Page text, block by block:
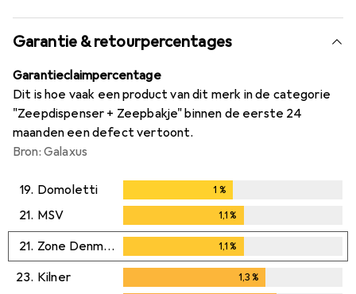
Garantie & retourpercentages
Garantieclaimpercentage
Dit is hoe vaak een product van dit merk in de categorie
"Zeepdispenser + Zeepbakje" binnen de eerste 24
maanden een defect vertoont.
Bron: Galaxus
19. Domoletti 1 %
21. MSV 1,1%
21. Zone Denmark 1,1%
23. Kilner 1,3%